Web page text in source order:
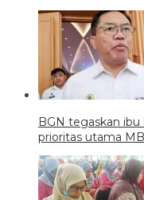
BGN tegaskan ibu
prioritas utama